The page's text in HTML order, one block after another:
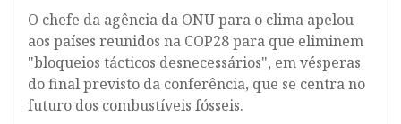
O chefe da agência da ONU para o clima apelou
aos países reunidos na COP28 para que eliminem
"bloqueios tácticos desnecessários", em vésperas
do final previsto da conferência, que se centra no
futuro dos combustíveis fósseis.